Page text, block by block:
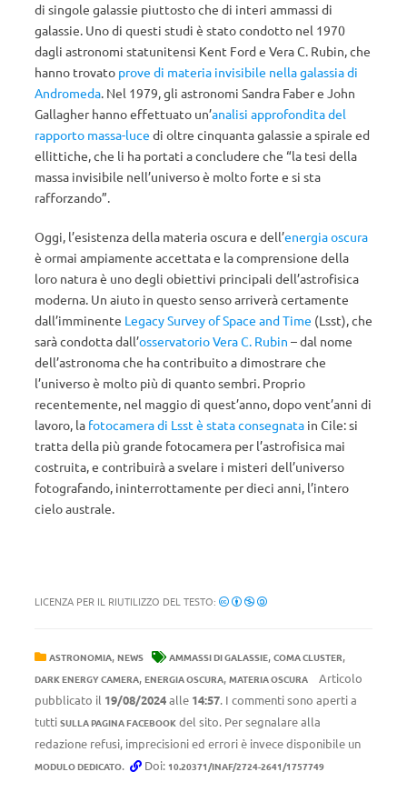
di singole galassie piuttosto che di interi ammassi di
galassie. Uno di questi studi è stato condotto nel 1970
dagli astronomi statunitensi Kent Ford e Vera C. Rubin, che
hanno trovato prove di materia invisibile nella galassia di
Andromeda. Nel 1979, gli astronomi Sandra Faber e John
Gallagher hanno effettuato un’analisi approfondita del
rapporto massa-luce di oltre cinquanta galassie a spirale ed
ellittiche, che li ha portati a concludere che “la tesi della
massa invisibile nell’universo è molto forte e si sta
rafforzando”.
Oggi, l’esistenza della materia oscura e dell’energia oscura
è ormai ampiamente accettata e la comprensione della
loro natura è uno degli obiettivi principali dell’astrofisica
moderna. Un aiuto in questo senso arriverà certamente
dall’imminente Legacy Survey of Space and Time (Lsst), che
sarà condotta dall’osservatorio Vera C. Rubin – dal nome
dell’astronoma che ha contribuito a dimostrare che
l’universo è molto più di quanto sembri. Proprio
recentemente, nel maggio di quest’anno, dopo vent’anni di
lavoro, la fotocamera di Lsst è stata consegnata in Cile: si
tratta della più grande fotocamera per l’astrofisica mai
costruita, e contribuirà a svelare i misteri dell’universo
fotografando, ininterrottamente per dieci anni, l’intero
cielo australe.
LICENZA PER IL RIUTILIZZO DEL TESTO:
ASTRONOMIA, NEWS AMMASSI DI GALASSIE, COMA CLUSTER,
DARK ENERGY CAMERA, ENERGIA OSCURA, MATERIA OSCURA
Articolo
pubblicato il 19/08/2024alle 14:57. I commenti sono aperti a
tutti SULLA PAGINA FACEBOOK del sito. Per segnalare alla
redazione refusi, imprecisioni ed errori è invece disponibile un
MODULO DEDICATO. Doi: 10.20371/INAF/2724-2641/1757749